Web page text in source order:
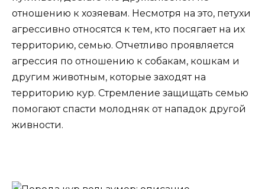
отношению к хозяевам. Несмотря на это, петухи
агрессивно относятся к тем, кто посягает на их
территорию, семью. Отчетливо проявляется
агрессия по отношению к собакам, кошкам и
другим животным, которые заходят на
территорию кур. Стремление защищать семью
помогают спасти молодняк от нападок другой
живности.